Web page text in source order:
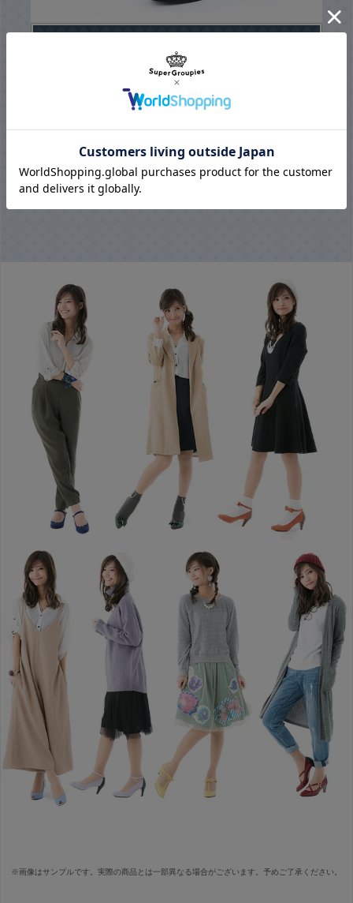
「十 龍之介」モデルのショートブーツ。
ハードなベルトがアクセントになっています。
バックファスナーで揺れる音楽記号チャームもポイントです！
※画像はサンプルです。実際の商品とは一部異なる場合がございます。予めご了承ください。